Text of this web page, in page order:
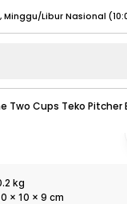
Sabtu - Minggu
- Minggu/ Libur
- Minggu/ Libur
Minggu/Libur Nasional
Minggu/Libur Nasional
Two Cups Teko
kg
x 10 x 9 cm